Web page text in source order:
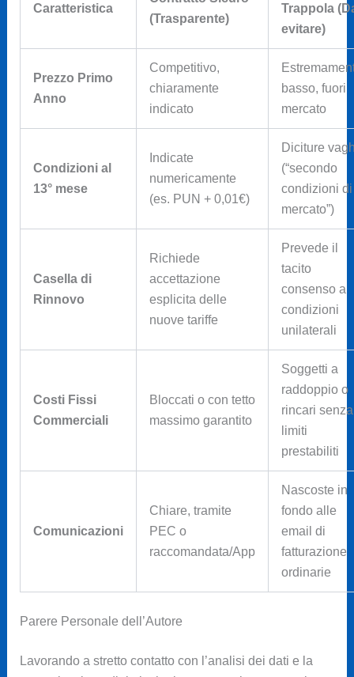
Caratteristica
(Trasparente)
Trappola
evitare)
Prezzo Primo
Anno
Competitivo,
chiaramente
indicato
basso, fuori
mercato
Condizioni al
13° mese
Indicate
numericamente
(es. PUN + 0,01€)
Diciture
(“secondo
condizioni di
mercato”)
Casella di
Rinnovo
Richiede
accettazione
esplicita delle
nuove tariffe
Prevede il
tacito
consenso a
condizioni
unilaterali
Costi Fissi
Commerciali
Bloccati o con tetto
massimo garantito
Soggetti a
raddoppio o
rincari senza
limiti
prestabiliti
Comunicazioni
Chiare, tramite
PEC o
raccomandata/App
Nascoste in
fondo alle
email di
fatturazione
ordinarie
Parere Personale dell’Autore
Lavorando a stretto contatto con l’analisi dei dati e la